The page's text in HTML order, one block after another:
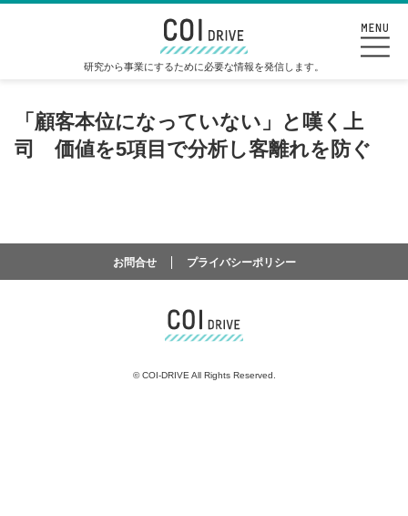
研究から事業にするために必要な情報を発信します。
「顧客本位になっていない」と嘆く上
司 価値を5項目で分析し客離れを防ぐ
お問合せ プライバシーポリシー
©COI-DRIVE All Rights Reserved.